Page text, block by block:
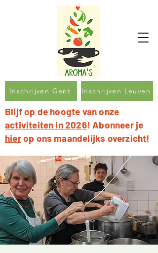
Inschrijven Gent Inschrijven Leuven
Blijf op de hoogte van onze
activiteiten in 2026! Abonneer je
hierop ons maandelijks overzicht!